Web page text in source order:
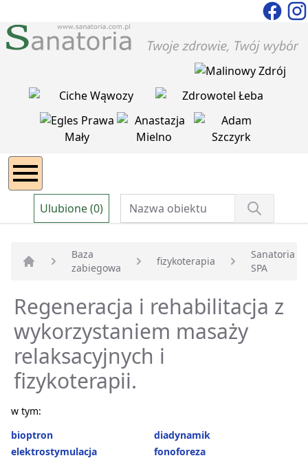
Ulubione (0)
Strona główna
Baza
zabiegowa
fizykoterapia
Sanatoria
SPA
Regeneracja i rehabilitacja z
wykorzystaniem masaży
relaksacyjnych i
fizykoterapii.
w tym:
bioptron
diadynamik
elektrostymulacja
fonoforeza